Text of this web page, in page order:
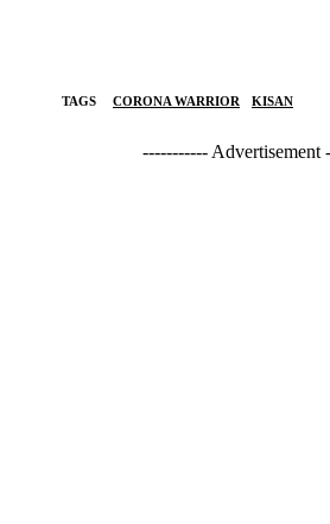
TAGS CORONA WARRIOR KISAN
----------- Advertisement